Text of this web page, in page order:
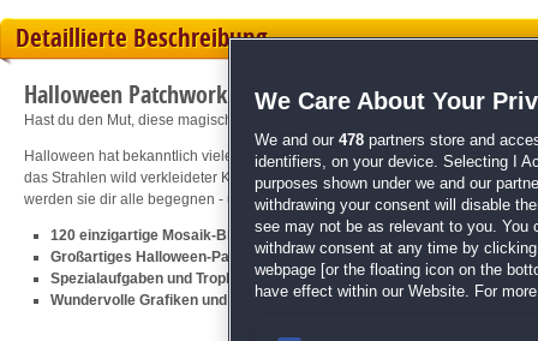
Detaillierte Beschreibung
Halloween Patchwork: Trick or Treat!
Hast du den Mut, diese magischen Mosaik-Bilder zu lösen?
Halloween hat bekanntlich viele Gesichter: grinsende Kürbisse, hässliche
das Strahlen wild verkleideter Kinder. In den kunterbuntenMosaik-
werden sie dir alle begegnen - und noch viel mehr tolle Halloween-Motive!
120 einzigartige Mosaik-Bilderrätsel
Großartiges Halloween-Party-Feeling
Spezialaufgaben und Trophäen für echte Könner
Wundervolle Grafiken und stimmungsvolle Musik
We Care About Your
We and our 478 partners store and
identifiers, on your device. Selecting I
purposes shown under we and our
withdrawing your consent will disable
see may not be as relevant to you. You
withdraw consent at any time by
webpage [or the floating icon on the
have effect within our Website. For